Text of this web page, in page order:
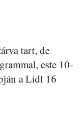
tart, de
este 10-
a Lidl 16